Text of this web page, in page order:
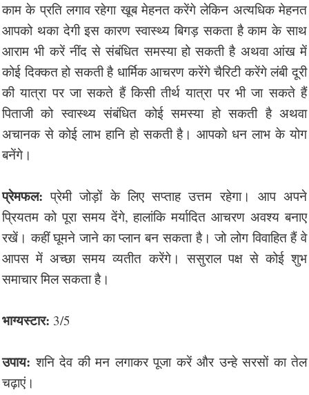
काम के प्रति लगाव रहेगा खूब मेहनत करेंगे लेकिन अत्यधिक मेहनत
आपको थका देगी इस कारण स्वास्थ्य बिगड़ सकता है काम के साथ
आराम भी करें नींद से संबंधित समस्या हो सकती है अथवा आंख में
कोई दिक्कत हो सकती है धार्मिक आचरण करेंगे चैरिटी करेंगे लंबी दूरी
की यात्रा पर जा सकते हैं किसी तीर्थ यात्रा पर भी जा सकते हैं
पिताजी को स्वास्थ्य संबंधित कोई समस्या हो सकती है अथवा
अचानक से कोई लाभ हानि हो सकती है। आपको धन लाभ के योग
बनेंगे।
प्रेमफल: प्रेमी जोड़ों के लिए सप्ताह उत्तम रहेगा। आप अपने
प्रियतम को पूरा समय देंगे, हालांकि मर्यादित आचरण अवश्य बनाए
रखें। कहीं घूमने जाने का प्लान बन सकता है। जो लोग विवाहित हैं वे
आपस में अच्छा समय व्यतीत करेंगे। ससुराल पक्ष से कोई शुभ
समाचार मिल सकता है।
भाग्यस्टार: 3/5
उपाय: शनि देव की मन लगाकर पूजा करें और उन्हे सरसों का तेल
चढ़ाएं।